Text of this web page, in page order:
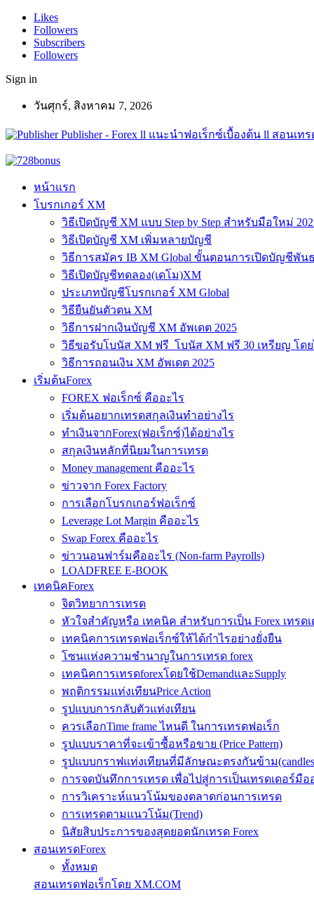
Likes
Followers
Subscribers
Followers
Sign in
วันศุกร์, สิงหาคม 7, 2026
Publisher - Forex ll แนะนำฟอเร็กซ์เบื้องต้น ll สอนเ
หน้าแรก
โบรกเกอร์ XM
วิธีเปิดบัญชี XM แบบ Step by Step สำหรับมือใหม่
วิธีเปิดบัญชี XM เพิ่มหลายบัญชี
วิธีการสมัคร IB XM Global ขั้นตอนการเปิดบัญชีพันธ
วิธีเปิดบัญชีทดลอง(เดโม)XM
ประเภทบัญชีโบรกเกอร์ XM Global
วิธียืนยันตัวตน XM
วิธีการฝากเงินบัญชี XM อัพเดต 2025
วิธีขอรับโบนัส XM ฟรี โบนัส XM ฟรี 30 เหรียญ โดย
วิธีการถอนเงิน XM อัพเดต 2025
เริ่มต้นForex
FOREX ฟอเร็กซ์ คืออะไร
เริ่มต้นอยากเทรดสกุลเงินทำอย่างไร
ทำเงินจากForex(ฟอเร็กซ์)ได้อย่างไร
สกุลเงินหลักที่นิยมในการเทรด
Money management คืออะไร
ข่าวจาก Forex Factory
การเลือกโบรกเกอร์ฟอเร็กซ์
Leverage Lot Margin คืออะไร
Swap Forex คืออะไร
ข่าวนอนฟาร์มคืออะไร (Non-farm Payrolls)
LOADFREE E-BOOK
เทคนิคForex
จิตวิทยาการเทรด
หัวใจสำคัญหรือ เทคนิค สำหรับการเป็น Forex เทรดเ
เทคนิคการเทรดฟอเร็กซ์ให้ได้กำไรอย่างยั่งยืน
โซนแห่งความชำนาญในการเทรด forex
เทคนิคการเทรดforexโดยใช้DemandและSupply
พฤติกรรมแท่งเทียนPrice Action
รูปแบบการกลับตัวแท่งเทียน
ควรเลือกTime frame ไหนดี ในการเทรดฟอเร็ก
รูปแบบราคาที่จะเข้าซื้อหรือขาย (Price Pattern)
รูปแบบกราฟแท่งเทียนที่มีลักษณะตรงกันข้าม
การจดบันทึกการเทรด เพื่อไปสู่การเป็นเทรดเดอร์มื
การวิเคราะห์แนวโน้มของตลาดก่อนการเทรด
การเทรดตามแนวโน้ม(Trend)
นิสัยสิบประการของสุดยอดนักเทรด Forex
สอนเทรดForex
ทั้งหมด
สอนเทรดฟอเร็กโดย XM.COM